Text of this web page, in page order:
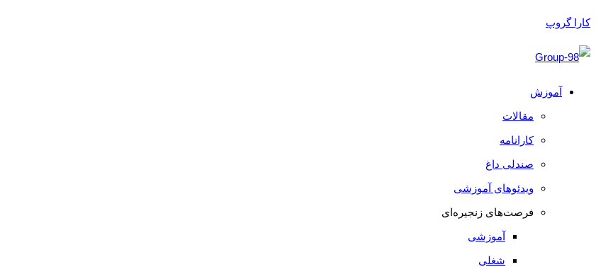
کارا گروپ
آموزش
مقالات
کارانامه
صندلی داغ
ویدئوهای آموزشی
فرصت‌های زنجیره‌ای
آموزشی
شغلی